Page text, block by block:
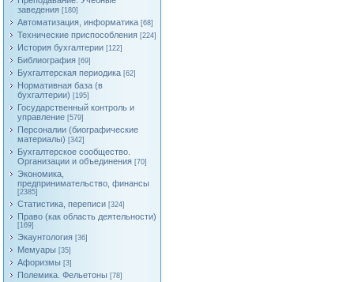
заведения [180]
Автоматизация, информатика [68]
Технические приспособления [224]
История бухгалтерии [122]
Библиография [69]
Бухгалтерская периодика [62]
Нормативная база (в
бухгалтерии) [195]
Государственный контроль и
управление [579]
Персоналии (биографические
материалы) [342]
Бухгалтерское сообщество.
Организации и объединения [70]
Экономика,
предпринимательство, финансы
[2385]
Статистика, переписи [324]
Право (как область деятельности)
[169]
Экаунтология [36]
Мемуары [35]
Афоризмы [3]
Полемика. Фельетоны [78]